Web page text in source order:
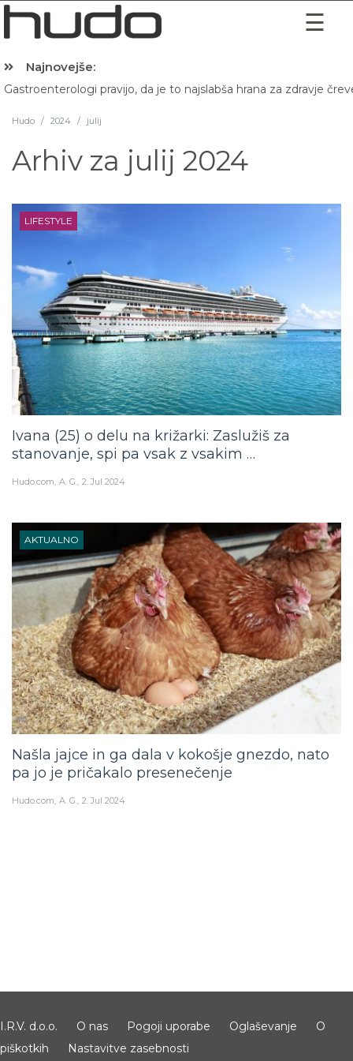
Najnovejše:
Gastroenterologi pravijo, da je to najslabša hrana za zdravje
Hudo / 2024 / julij
Arhiv za julij 2024
LIFESTYLE
Ivana (25) o delu na križarki: Zaslužiš za
stanovanje, spi pa vsak z vsakim …
Hudo.com A. G. 2. Jul 2024
AKTUALNO
Našla jajce in ga dala v kokošje gnezdo, nato
pa jo je pričakalo presenečenje
Hudo.com A. G. 2. Jul 2024
I.R.V. d.o.o. O nas Pogoji uporabe Oglaševanje
O
piškotkih
Nastavitve zasebnosti